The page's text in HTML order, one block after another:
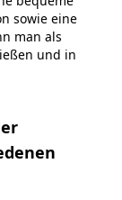
sowie eine
man als
und in